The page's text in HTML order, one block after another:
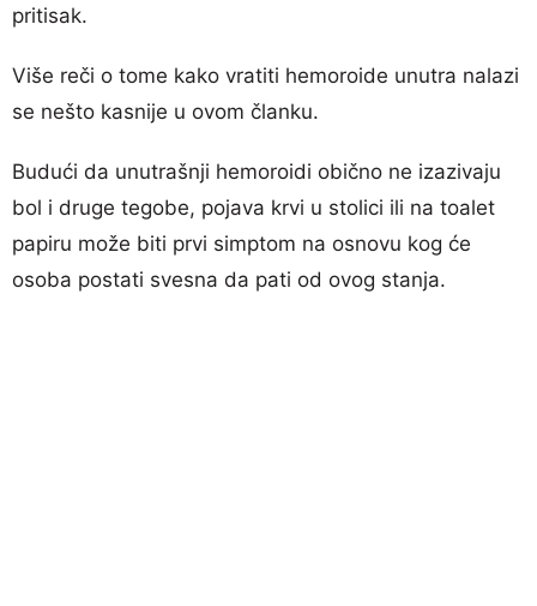
pritisak.
Više reči o tome kako vratiti hemoroide unutra nalazi
se nešto kasnije u ovom članku.
Budući da unutrašnji hemoroidi obično ne izazivaju
bol i druge tegobe, pojava krvi u stolici ili na toalet
papiru može biti prvi simptom na osnovu kog će
osoba postati svesna da pati od ovog stanja.